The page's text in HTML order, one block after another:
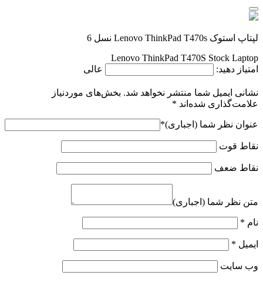
لپتاپ استوک Lenovo ThinkPad T470s نسل 6
Lenovo ThinkPad T470S Stock Laptop
امتیاز دهید:
عالی
نشانی ایمیل شما منتشر نخواهد شد. بخش‌های موردنیاز
علامت‌گذاری شده‌اند *
عنوان نظر شما (اجباری)*
نقاط قوت
نقاط ضعف
متن نظر شما (اجباری)
نام *
ایمیل *
وب‌ سایت